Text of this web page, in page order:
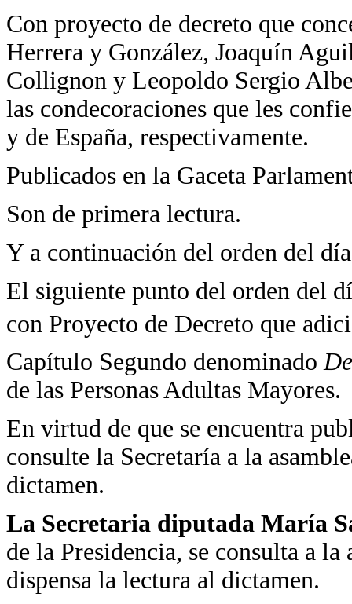
Con proyecto de decreto que
Herrera y González, Joaquín
Collignon y Leopoldo Sergio
las condecoraciones que les
y de España, respectivamente.
Publicados en la Gaceta
Son de primera lectura.
Y a continuación del orden del
El siguiente punto del orden del
con Proyecto de Decreto que
Capítulo Segundo denominado
de las Personas Adultas Mayores.
En virtud de que se encuentra
consulte la Secretaría a la
dictamen.
La Secretaria diputada María
de la Presidencia, se consulta a
dispensa la lectura al dictamen.